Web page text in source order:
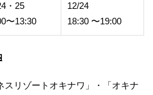
・25
〜13:30
12/24
18:30 〜19:00
スリゾートオキナワ」・「オキナ